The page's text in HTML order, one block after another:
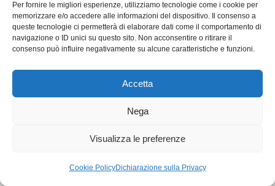
Per fornire le migliori esperienze, utilizziamo tecnologie come i cookie per
memorizzare e/o accedere alle informazioni del dispositivo. Il consenso a
queste tecnologie ci permetterà di elaborare dati come il comportamento di
navigazione o ID unici su questo sito. Non acconsentire o ritirare il
consenso può influire negativamente su alcune caratteristiche e funzioni.
Accetta
Nega
Visualizza le preferenze
Cookie PolicyDichiarazione sulla Privacy
loro professione e individuare strumenti tecnici
sempre nuovi.
+39 347 2461036
segreteria@writersguilditalia.it
WGItalia
Cookie & Privacy Policy